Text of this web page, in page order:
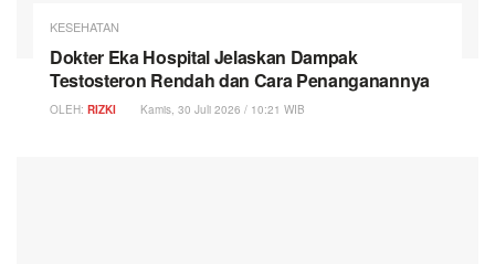
KESEHATAN
Dokter Eka Hospital Jelaskan Dampak
Testosteron Rendah dan Cara Penanganannya
OLEH: RIZKI Kamis, 30 Juli 2026 / 10:21 WIB